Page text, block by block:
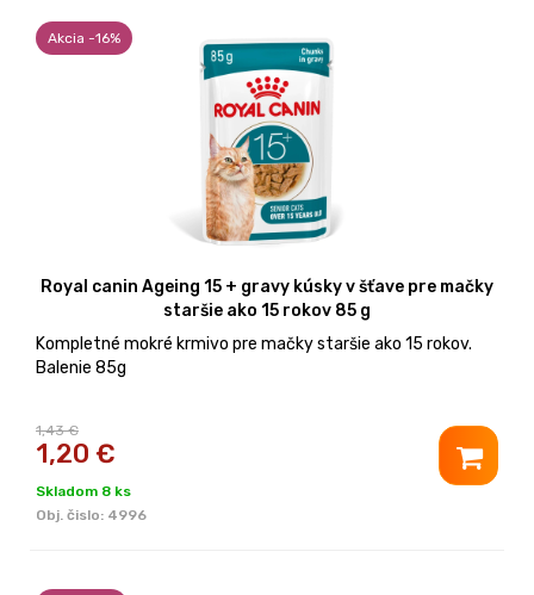
Akcia -16%
Royal canin Ageing 15 + gravy kúsky v šťave pre mačky
staršie ako 15 rokov 85 g
Kompletné mokré krmivo pre mačky staršie ako 15 rokov.
Balenie 85g
1,43 €
1,20 €
Skladom 8 ks
Obj. čislo: 4996